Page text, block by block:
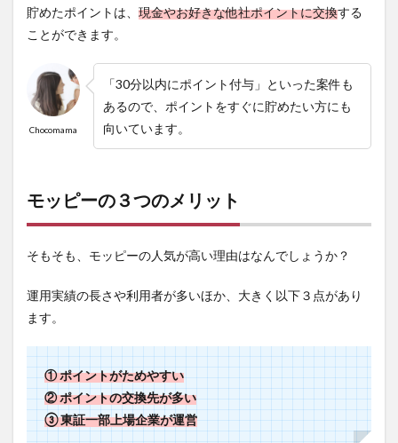
ピー
つの
デメ
リッ
ト
ト保
度が
②ポ
手数
料が
かか
る場
合が
ある
貯めたポイントは、 現金やお好きな他社ポイントに交換する
ことができます。
Chocomama
「30分以内にポイント付与」といった案件も
あるので、ポイントをすぐに貯めたい方にも
向いています。
モッピーの３つのメリット
そもそも、モッピーの人気が高い理由はなんでしょうか？
運用実績の長さや利用者が多いほか、大きく以下３点があり
ます。
① ポイントがためやすい
② ポイントの交換先が多い
③ 東証一部上場企業が運営